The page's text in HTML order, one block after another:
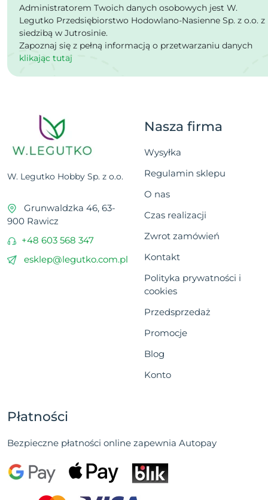
Administratorem Twoich danych osobowych jest W.
Legutko Przedsiębiorstwo Hodowlano-Nasienne Sp. z o.o. z
siedzibą w Jutrosinie.
Zapoznaj się z pełną informacją o przetwarzaniu danych
klikając tutaj
W. Legutko Hobby Sp. z o.o.
Grunwaldzka 46, 63-
900 Rawicz
+48 603 568 347
esklep@legutko.com.pl
Nasza firma
Wysyłka
Regulamin sklepu
O nas
Czas realizacji
Zwrot zamówień
Kontakt
Polityka prywatności i
cookies
Przedsprzedaż
Promocje
Blog
Konto
Płatności
Bezpieczne płatności online zapewnia Autopay